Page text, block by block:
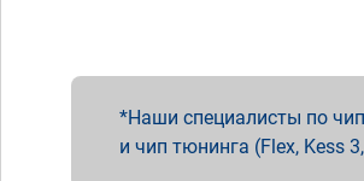
Наши специалисты по
и чип тюнинга (Flex, Kess